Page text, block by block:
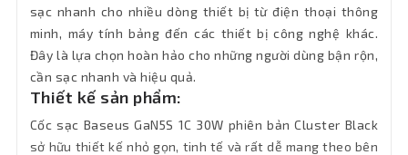
sạc nhanh cho nhiều dòng thiết bị từ điện thoại thông
minh, máy tính bảng đến các thiết bị công nghệ khác.
Đây là lựa chọn hoàn hảo cho những người dùng bận rộn,
cần sạc nhanh và hiệu quả.
Thiết kế sản phẩm:
Cốc sạc Baseus GaN5S 1C 30W phiên bản Cluster Black
sở hữu thiết kế nhỏ gọn, tinh tế và rất dễ mang theo bên